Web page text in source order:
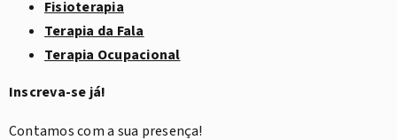
Fisioterapia
Terapia da Fala
Terapia Ocupacional
Inscreva-se já!
Contamos com a sua presença!